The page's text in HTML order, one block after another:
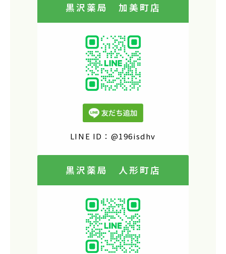
黒沢薬局 加美町店
LINE ID：@196isdhv
黒沢薬局 人形町店